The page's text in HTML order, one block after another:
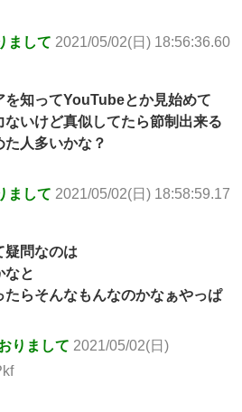
まして 2021/05/02(日) 18:56:36.60
を知ってYouTubeとか見始めて
いけど真似してたら節制出来る
た人多いかな？
まして 2021/05/02(日) 18:58:59.17
疑問なのは
なと
らそんなもんなのかなぁやっぱ
りまして 2021/05/02(日)